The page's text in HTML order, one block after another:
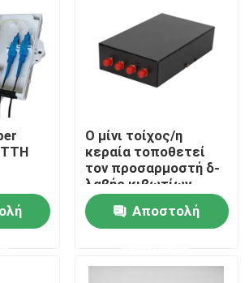
Ο μίνι τοίχος/η
κεραία τοποθετεί
τον προσαρμοστή δ-
λαβής κιβωτίων
LC/UPC λήξης ινών
λιμένων ODF 4
Αποστολή